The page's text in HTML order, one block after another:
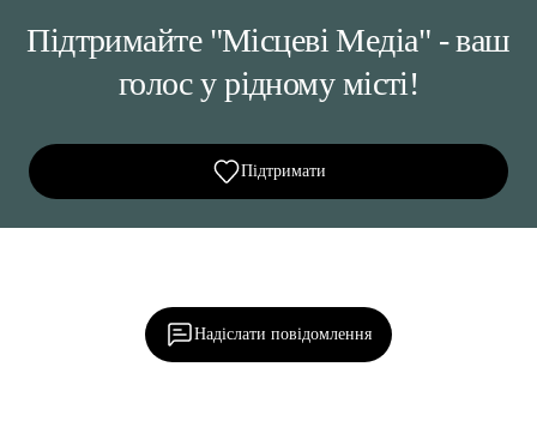
Підтримайте "Місцеві Медіа" - ваш
голос у рідному місті!
Підтримати
Надіслати повідомлення